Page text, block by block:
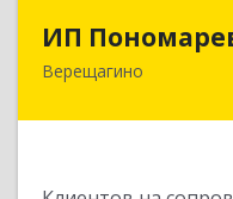
ИП
Верещагино
ИП
617120,